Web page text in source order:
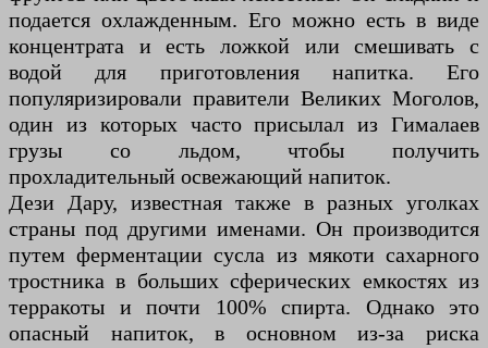
подается охлажденным. Его можно есть в виде
концентрата и есть ложкой или смешивать с
водой для приготовления напитка. Его
популяризировали правители Великих Моголов,
один из которых часто присылал из Гималаев
грузы со льдом, чтобы получить
прохладительный освежающий напиток.
Дези Дару, известная также в разных уголках
страны под другими именами. Он производится
путем ферментации сусла из мякоти сахарного
тростника в больших сферических емкостях из
терракоты и почти 100% спирта. Однако это
опасный напиток, в основном из-за риска